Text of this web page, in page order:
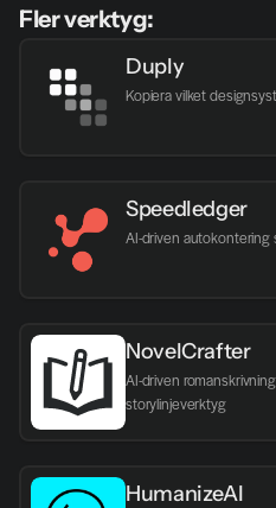
Fler verktyg:
Duply
Kopiera vilket
Speedledger
AI-driven autokontering
NovelCrafter
AI-driven
storylinjeverktyg
HumanizeAI